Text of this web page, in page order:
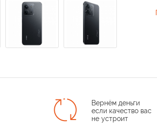
Вернём деньги
если качество вас
не устроит